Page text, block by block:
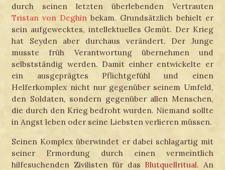
durch seinen letzten überlebenden Vertrauten
Tristan von Deghin bekam. Grundsätzlich behielt er
sein aufgewecktes, intellektuelles Gemüt. Der Krieg
hat Seyden aber durchaus verändert. Der Junge
musste früh Verantwortung übernehmen und
selbstständig werden. Damit einher entwickelte er
ein ausgeprägtes Pflichtgefühl und einen
Helferkomplex nicht nur gegenüber seinem Umfeld,
den Soldaten, sondern gegenüber allen Menschen,
die durch den Krieg bedroht wurden. Niemand sollte
in Angst leben oder seine Liebsten verlieren müssen.
Seinen Komplex überwindet er dabei schlagartig mit
seiner Ermordung durch einen vermeintlich
hilfesuchenden Zivilisten für das Blutquellritual. An